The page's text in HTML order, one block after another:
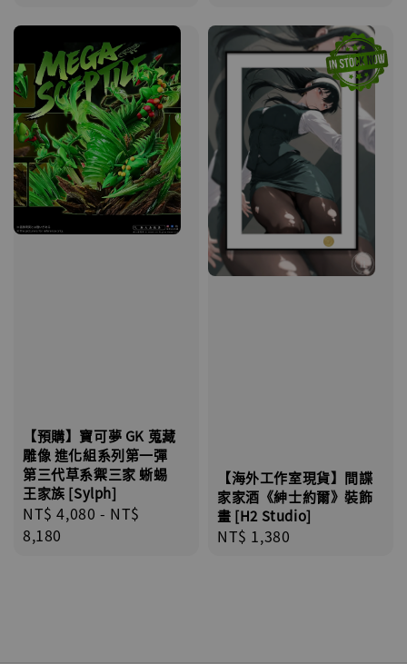
【預購】寶可夢 GK 蒐藏
雕像 進化組系列第一彈
第三代草系禦三家 蜥蜴
王家族 [Sylph]
Regular
price
NT$ 4,080 - NT$
8,180
【海外工作室現貨】間諜
家家酒《紳士約爾》裝飾
畫 [H2 Studio]
Regular
NT$ 1,380